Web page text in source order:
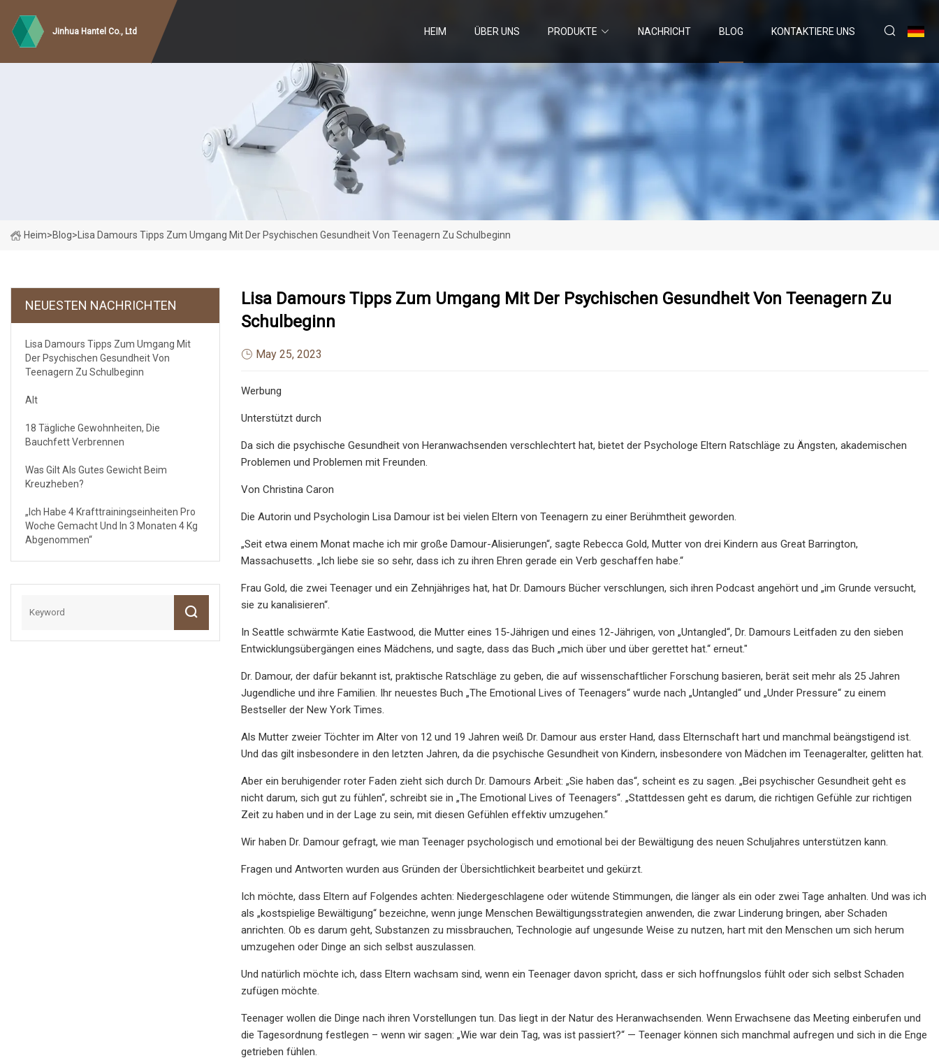
Jinhua Hantel Co., Ltd HEIM ÜBER UNS PRODUKTE NACHRICHT BLOG KONTAKTIERE UNS
Heim>Blog> Lisa Damours Tipps Zum Umgang Mit Der Psychischen Gesundheit Von Teenagern Zu Schulbeginn
NEUESTEN NACHRICHTEN
Lisa Damours Tipps Zum Umgang Mit
Der Psychischen Gesundheit Von
Teenagern Zu Schulbeginn
Alt
18 Tägliche Gewohnheiten, Die
Bauchfett Verbrennen
Was Gilt Als Gutes Gewicht Beim
Kreuzheben?
„Ich Habe 4 Krafttrainingseinheiten Pro
Woche Gemacht Und In 3 Monaten 4 Kg
Abgenommen“
Lisa Damours Tipps Zum Umgang Mit Der Psychischen Gesundheit Von Teenagern Zu
Schulbeginn
May 25, 2023
Werbung
Unterstützt durch
Da sich die psychische Gesundheit von Heranwachsenden verschlechtert hat, bietet der Psychologe Eltern Ratschläge zu Ängsten, akademischen
Problemen und Problemen mit Freunden.
Von Christina Caron
Die Autorin und Psychologin Lisa Damour ist bei vielen Eltern von Teenagern zu einer Berühmtheit geworden.
„Seit etwa einem Monat mache ich mir große Damour-Alisierungen“, sagte Rebecca Gold, Mutter von drei Kindern aus Great Barrington,
Massachusetts. „Ich liebe sie so sehr, dass ich zu ihren Ehren gerade ein Verb geschaffen habe.“
Frau Gold, die zwei Teenager und ein Zehnjähriges hat, hat Dr. Damours Bücher verschlungen, sich ihren Podcast angehört und „im Grunde versucht,
sie zu kanalisieren“.
In Seattle schwärmte Katie Eastwood, die Mutter eines 15-Jährigen und eines 12-Jährigen, von „Untangled“, Dr. Damours Leitfaden zu den sieben
Entwicklungsübergängen eines Mädchens, und sagte, dass das Buch „mich über und über gerettet hat.“ erneut."
Dr. Damour, der dafür bekannt ist, praktische Ratschläge zu geben, die auf wissenschaftlicher Forschung basieren, berät seit mehr als 25 Jahren
Jugendliche und ihre Familien. Ihr neuestes Buch „The Emotional Lives of Teenagers“ wurde nach „Untangled“ und „Under Pressure“ zu einem
Bestseller der New York Times.
Als Mutter zweier Töchter im Alter von 12 und 19 Jahren weiß Dr. Damour aus erster Hand, dass Elternschaft hart und manchmal beängstigend ist.
Und das gilt insbesondere in den letzten Jahren, da die psychische Gesundheit von Kindern, insbesondere von Mädchen im Teenageralter, gelitten hat.
Aber ein beruhigender roter Faden zieht sich durch Dr. Damours Arbeit: „Sie haben das“, scheint es zu sagen. „Bei psychischer Gesundheit geht es
nicht darum, sich gut zu fühlen“, schreibt sie in „The Emotional Lives of Teenagers“. „Stattdessen geht es darum, die richtigen Gefühle zur richtigen
Zeit zu haben und in der Lage zu sein, mit diesen Gefühlen effektiv umzugehen.“
Wir haben Dr. Damour gefragt, wie man Teenager psychologisch und emotional bei der Bewältigung des neuen Schuljahres unterstützen kann.
Fragen und Antworten wurden aus Gründen der Übersichtlichkeit bearbeitet und gekürzt.
Ich möchte, dass Eltern auf Folgendes achten: Niedergeschlagene oder wütende Stimmungen, die länger als ein oder zwei Tage anhalten. Und was ich
als „kostspielige Bewältigung“ bezeichne, wenn junge Menschen Bewältigungsstrategien anwenden, die zwar Linderung bringen, aber Schaden
anrichten. Ob es darum geht, Substanzen zu missbrauchen, Technologie auf ungesunde Weise zu nutzen, hart mit den Menschen um sich herum
umzugehen oder Dinge an sich selbst auszulassen.
Und natürlich möchte ich, dass Eltern wachsam sind, wenn ein Teenager davon spricht, dass er sich hoffnungslos fühlt oder sich selbst Schaden
zufügen möchte.
Teenager wollen die Dinge nach ihren Vorstellungen tun. Das liegt in der Natur des Heranwachsenden. Wenn Erwachsene das Meeting einberufen und
die Tagesordnung festlegen – wenn wir sagen: „Wie war dein Tag, was ist passiert?“ — Teenager können sich manchmal aufregen und sich in die Enge
getrieben fühlen.